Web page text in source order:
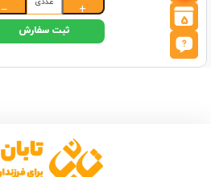
5
+
−
ثبت سفارش